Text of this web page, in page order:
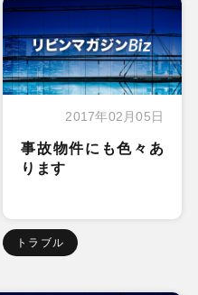
2017年02月05日
事故物件にも色々あ
ります
トラブル